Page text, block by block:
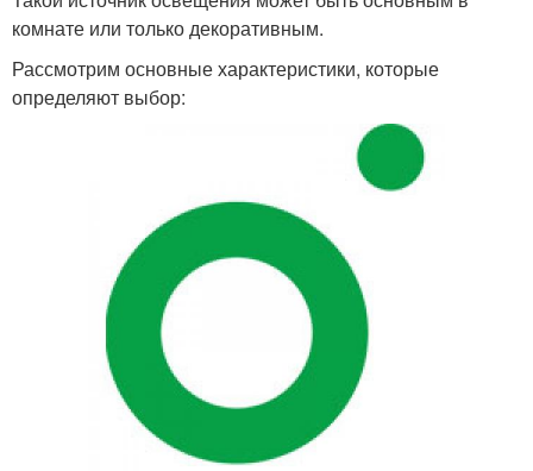
комнате или только декоративным.
Рассмотрим основные характеристики, которые
определяют выбор: